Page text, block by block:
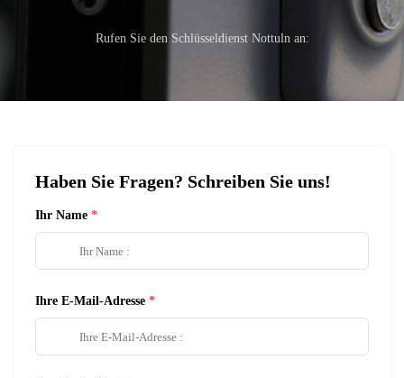
Rufen Sie den Schlüsseldienst Nottuln an:
Haben Sie Fragen? Schreiben Sie uns!
Ihr Name
Ihre E-Mail-Adresse